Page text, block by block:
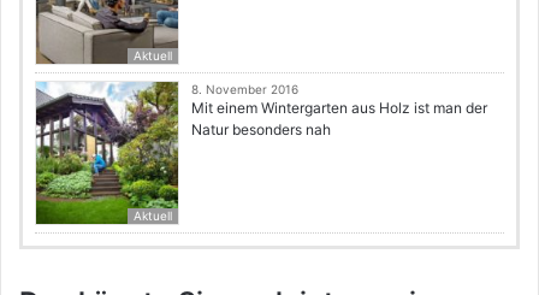
Aktuell
Aktuell
8. November 2016
Mit einem Wintergarten aus Holz ist man der
Natur besonders nah